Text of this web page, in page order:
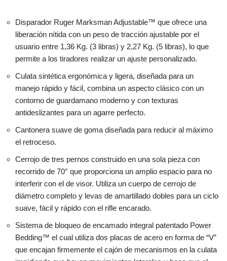
Disparador Ruger Marksman Adjustable™ que ofrece una
liberación nítida con un peso de tracción ajustable por el
usuario entre 1,36 Kg. (3 libras) y 2,27 Kg. (5 libras), lo que
permite a los tiradores realizar un ajuste personalizado.
Culata sintética ergonómica y ligera, diseñada para un
manejo rápido y fácil, combina un aspecto clásico con un
contorno de guardamano moderno y con texturas
antideslizantes para un agarre perfecto.
Cantonera suave de goma diseñada para reducir al máximo
el retroceso.
Cerrojo de tres pernos construido en una sola pieza con
recorrido de 70° que proporciona un amplio espacio para no
interferir con el de visor. Utiliza un cuerpo de cerrojo de
diámetro completo y levas de amartillado dobles para un ciclo
suave, fácil y rápido con el rifle encarado.
Sistema de bloqueo de encamado integral patentado Power
Bedding™ el cual utiliza dos placas de acero en forma de “V”
que encajan firmemente el cajón de mecanismos en la culata